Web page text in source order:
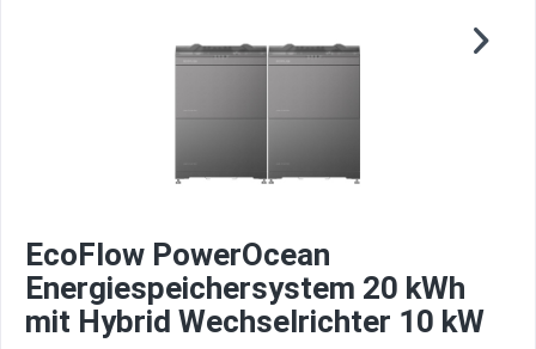
EcoFlow PowerOcean
Energiespeichersystem 20 kWh
mit Hybrid Wechselrichter 10 kW